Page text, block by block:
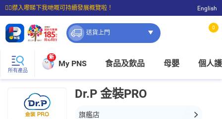
☝🏼㩒入嚟睇下我哋嘅可持續發展概覽啦！
⭐購物滿$399即享免費送貨；滿$100即可免費店取。
English
送貨上門
0
所有產品
新
My PNS 食品及飲品 母嬰 個人
Dr.P 金裝PRO
旗艦店